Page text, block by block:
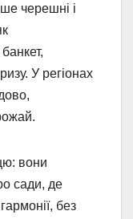
черешні і
У регіонах
вони
сади, де
без